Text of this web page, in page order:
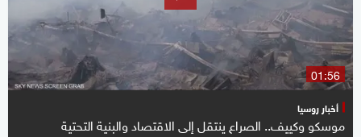
01:56
أخبار روسيا
موسكو وكييف.. الصراع ينتقل إلى الاقتصاد والبنية التحتية